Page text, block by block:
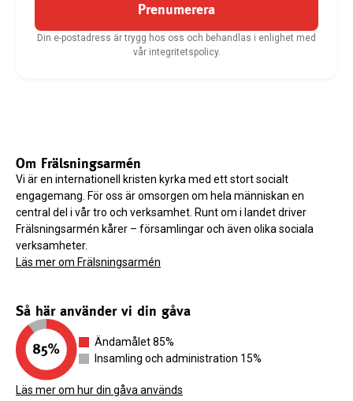
Prenumerera
Din e-postadress är trygg hos oss och behandlas i enlighet med
vår integritetspolicy.
Om Frälsningsarmén
Vi är en internationell kristen kyrka med ett stort socialt
engagemang. För oss är omsorgen om hela människan en
central del i vår tro och verksamhet. Runt om i landet driver
Frälsningsarmén kårer – församlingar och även olika sociala
verksamheter.
Läs mer om Frälsningsarmén
Så här använder vi din gåva
Ändamålet 85%
Insamling och administration 15%
Läs mer om hur din gåva används